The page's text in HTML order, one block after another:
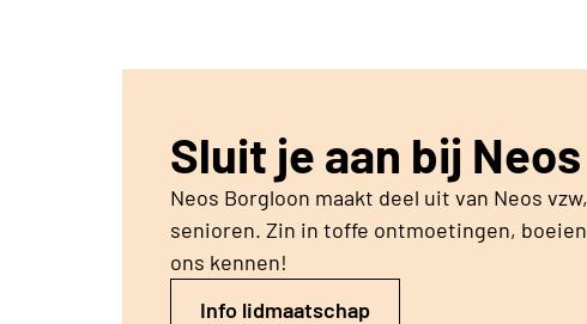
Sluit je aan bij
Neos Borgloon maakt deel uit van Neos
senioren. Zin in toffe ontmoetingen,
ons kennen!
Info lidmaatschap